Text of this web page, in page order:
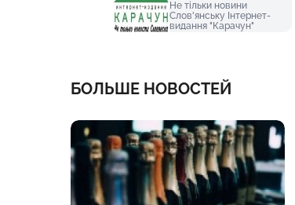
Не тільки новини
Слов'янську Інтернет-
видання "Карачун"
БОЛЬШЕ НОВОСТЕЙ